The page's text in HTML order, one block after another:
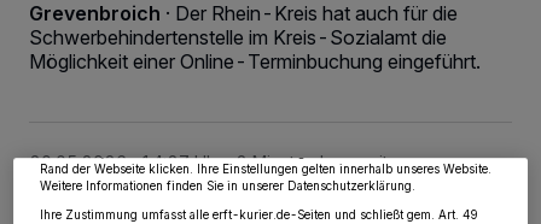
Grevenbroich · Der Rhein-Kreis hat auch für die
Schwerbehindertenstelle im Kreis-Sozialamt die
Möglichkeit einer Online-Terminbuchung eingeführt.
20.05.2026 , 14:27 Uhr 2 Minuten Lesezeit
Wir und unsere218-Partner speichern und greifen auf personenbezogene Daten
wie Browserdaten oder eindeutige Kennungen auf Ihrem Gerät zu. Durch Auswahl
von OK aktivieren Sie Tracking-Technologien für die unter „Wir und unsere
widerrufen, indem Sie auf den Link Einstellungen oder Ablehnen am unteren
Rand der Webseite klicken. Ihre Einstellungen gelten innerhalb unseres Website.
Weitere Informationen finden Sie in unserer Datenschutzerklärung.
Ihre Zustimmung umfasst alle erft-kurier.de-Seiten und schließt gem. Art. 49